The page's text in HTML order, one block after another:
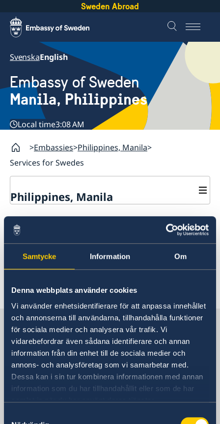
Samtycke Information Om
Denna webbplats använder cookies
Vi använder enhetsidentifierare för att anpassa innehållet
och annonserna till användarna, tillhandahålla funktioner
för sociala medier och analysera vår trafik. Vi
vidarebefordrar även sådana identifierare och annan
information från din enhet till de sociala medier och
annons- och analysföretag som vi samarbetar med.
Dessa kan i sin tur kombinera informationen med annan
information som du har tillhandahållit eller som de har
samlat in när du har använt deras tjänster.
Sweden Abroad
SvenskaEnglish
Embassy of Sweden
Manila, Philippines
Local time3:08 AM
Embassies Philippines, Manila
Services for Swedes
Philippines, Manila
Services for Swedes in the Philippines
About us
Embassy staff
Current affairs
News
Job Opportunities
Services for Swedes
Embassy, please clickhere
Last updated 26 Jul 2019, 10.54 AM
Sweden in Philippines
Embassy
Visiting address
11th Floor, DelRosarioLaw Centre
21st Drive corner 20th Drive, Bonifacio